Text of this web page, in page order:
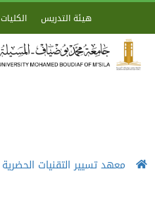
هيئة التدريس الكليات
معهد تسيير التقنيات الحضرية